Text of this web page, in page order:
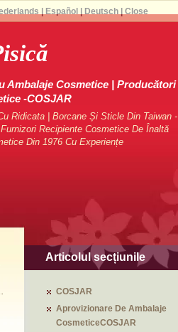
Ambalaje Cosmetice | Producători
-COSJAR
Ridicata | Borcane Și Sticle Din Taiwan -
Recipiente Cosmetice De Înaltă
Din 1976 Cu Experiențe
Articolul secțiunile
COSJAR
Aprovizionare De Ambalaje
CosmeticeCOSJAR
Español Deutsch| Close